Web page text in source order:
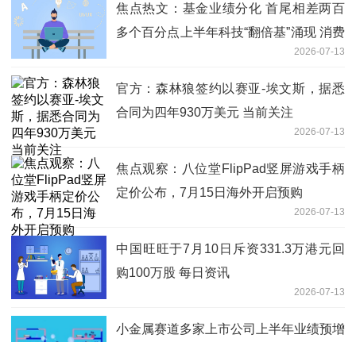
焦点热文：基金业绩分化 首尾相差两百
多个百分点上半年科技“翻倍基”涌现 消费
2026-07-13
官方：森林狼签约以赛亚-埃文斯，据悉
合同为四年930万美元 当前关注
2026-07-13
焦点观察：八位堂FlipPad竖屏游戏手柄
定价公布，7月15日海外开启预购
2026-07-13
中国旺旺于7月10日斥资331.3万港元回
购100万股 每日资讯
2026-07-13
小金属赛道多家上市公司上半年业绩预增